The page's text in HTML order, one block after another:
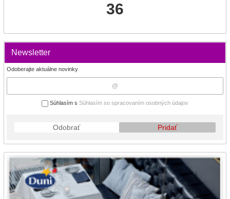
36
Newsletter
Odoberajte aktuálne novinky
Súhlasím s Súhlasím so spracovaním osobných údajov
Odobrať Pridať